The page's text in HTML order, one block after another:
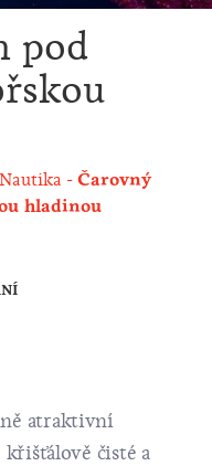
pod
Nautika
Čarovný
hladinou
atraktivní
čisté a